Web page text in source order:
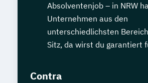
Absolventenjob – in NRW
Unternehmen aus den
unterschiedlichsten
Sitz, da wirst du garantiert
Contra